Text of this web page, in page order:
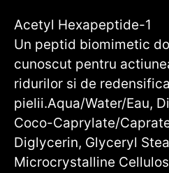
Acetyl Hexapeptide-1
Un peptid biomimetic
cunoscut pentru
ridurilor si de
pielii.Aqua/Water/Eau,
Coco-Caprylate/
Diglycerin, Glyceryl
Microcrystalline